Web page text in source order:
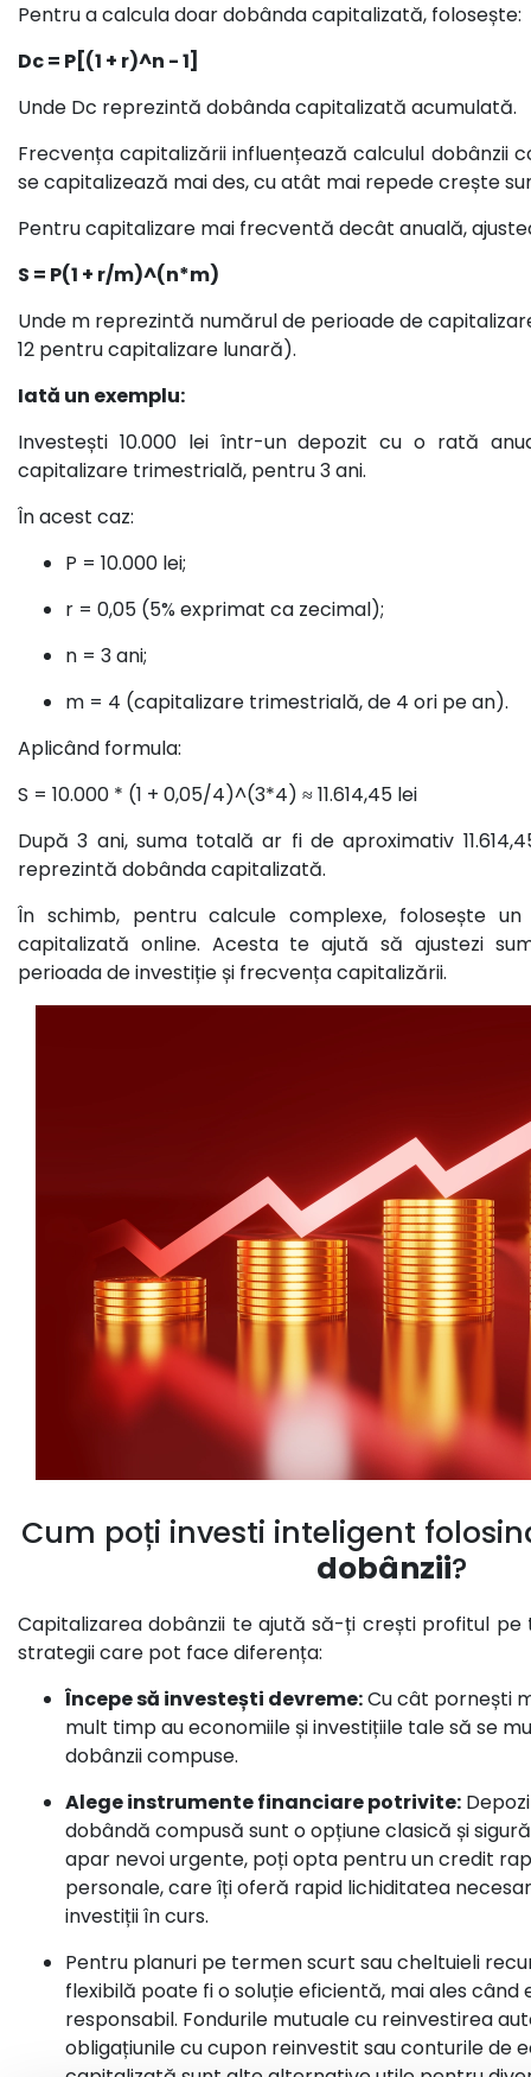
Pentru a calcula doar dobânda capitalizată, folosește:
Dc = P[(1 + r)^n - 1]
Unde Dc reprezintă dobânda capitalizată acumulată.
Frecvența capitalizării influențează calculul dobânzii
se capitalizează mai des, cu atât mai repede crește
Pentru capitalizare mai frecventă decât anuală,
S = P(1 + r/m)^(n*m)
Unde m reprezintă numărul de perioade de
12 pentru capitalizare lunară).
Iată un exemplu:
Investești 10.000 lei într-un depozit cu o rată
capitalizare trimestrială, pentru 3 ani.
În acest caz:
P = 10.000 lei;
r = 0,05 (5% exprimat ca zecimal);
n = 3 ani;
m = 4 (capitalizare trimestrială, de 4 ori pe an).
Aplicând formula:
S = 10.000 * (1 + 0,05/4)^(3*4) ≈ 11.614,45 lei
După 3 ani, suma totală ar fi de aproximativ
reprezintă dobânda capitalizată.
În schimb, pentru calcule complexe, folosește
capitalizată online. Acesta te ajută să ajustezi
perioada de investiție și frecvența capitalizării.
Cum poți investi inteligent
dobânzii?
Capitalizarea dobânzii te ajută să-ți crești profitul
strategii care pot face diferența:
Începe să investești devreme:Cu cât pornești
mult timp au economiile și investițiile tale să se
dobânzii compuse.
Alege instrumente financiare potrivite:
dobândă compusă sunt o opțiune clasică și
apar nevoi urgente, poți opta pentru uncredit
personale, care îți oferă rapid lichiditatea
investiții în curs.
Pentru planuri pe termen scurt sau cheltuieli
flexibilă poate fi o soluție eficientă, mai ales când
responsabil. Fondurile mutuale cu reinvestirea
obligațiunile cu cupon reinvestit sau conturile de